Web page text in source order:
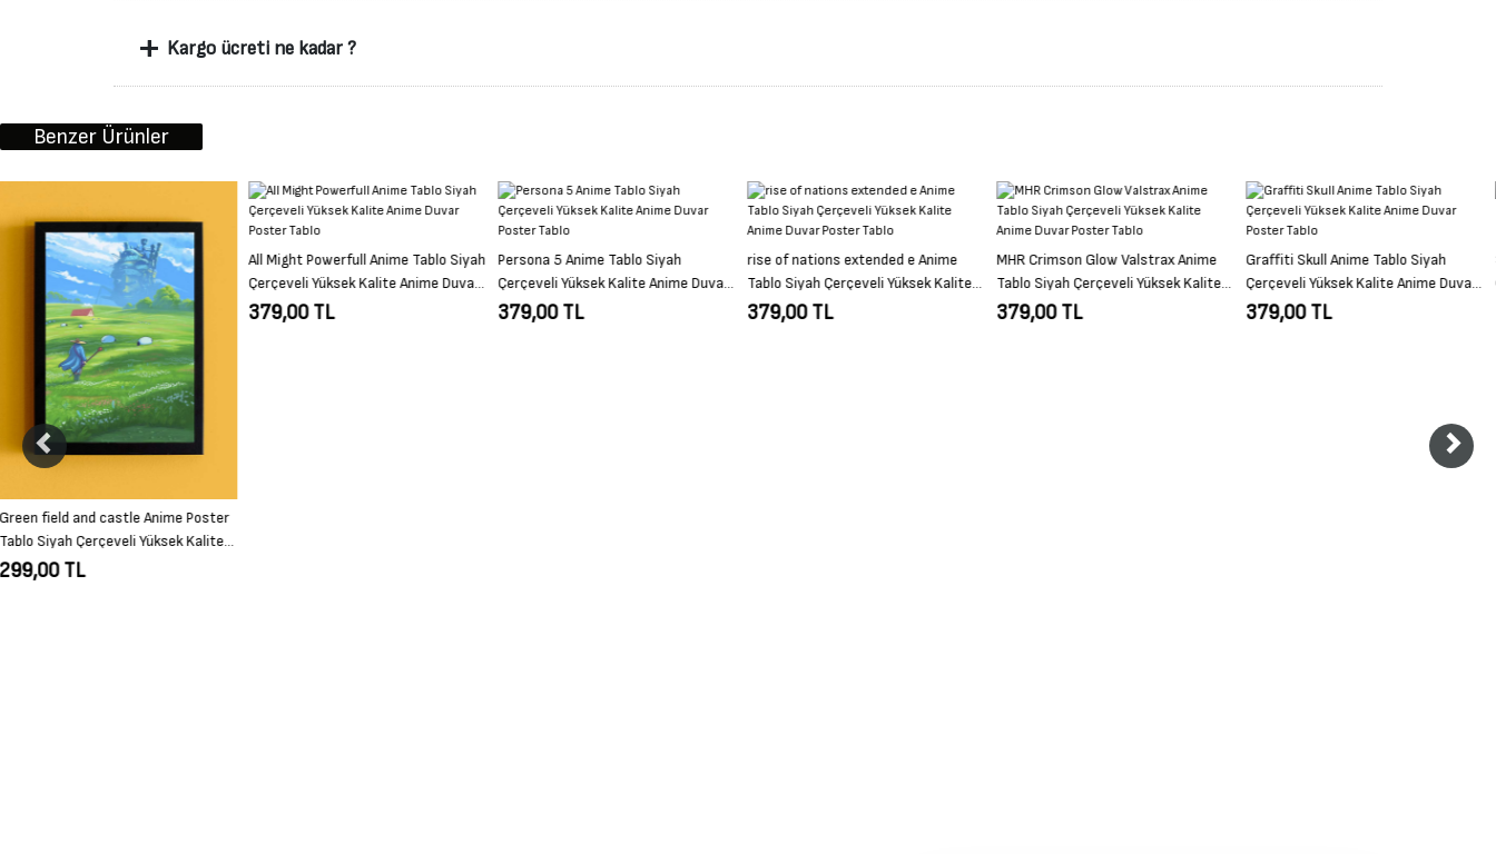
+ Kargo ücreti ne kadar ?
Benzer Ürünler
All Might Powerfull Anime Tablo Siyah
Çerçeveli Yüksek Kalite Anime Duvar
Poster Tablo
379,00 TL
Persona 5 Anime Tablo Siyah
Çerçeveli Yüksek Kalite Anime Duvar
Poster Tablo
379,00 TL
rise of nations extended e Anime
Tablo Siyah Çerçeveli Yüksek Kalite
Anime Duvar Poster Tablo
379,00 TL
MHR Crimson Glow Valstrax Anime
Tablo Siyah Çerçeveli Yüksek Kalite
Anime Duvar Poster Tablo
379,00 TL
Graffiti Skull Anime Tablo Siyah
Çerçeveli Yüksek Kalite Anime Duvar
Poster Tablo
379,00 TL
Soul Eater Anime Tablo Siyah
Çerçeveli Yüksek Kalite Anime Duvar
Poster Tablo
379,00 TL